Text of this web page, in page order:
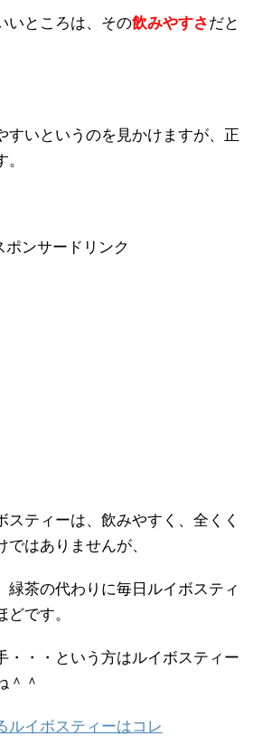
いところは、その飲みやすさだと
すいというのを見かけますが、正
ポンサードリンク
スティーは、飲みやすく、全くく
はありませんが、
緑茶の代わりに毎日ルイボスティ
です。
・・・という方はルイボスティー
＾＾
ルイボスティーはコレ